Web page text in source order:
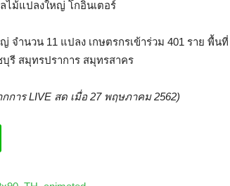
จำนวน 11 แปลง เกษตรกรเข้าร่วม 401 ราย พื้นที่
รี สมุทรปราการ สมุทรสาคร
การ LIVE สด เมื่อ 27 พฤษภาคม 2562)